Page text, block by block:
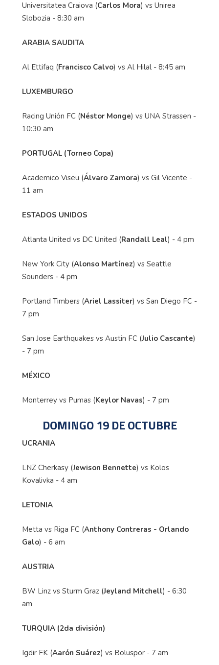
Universitatea Craiova (Carlos Mora) vs Unirea
Slobozia - 8:30 am
ARABIA SAUDITA
Al Ettifaq (Francisco Calvo) vs Al Hilal - 8:45 am
LUXEMBURGO
Racing Unión FC (Néstor Monge) vs UNA Strassen -
10:30 am
PORTUGAL (Torneo Copa)
Academico Viseu (Álvaro Zamora) vs Gil Vicente -
11 am
ESTADOS UNIDOS
Atlanta United vs DC United (Randall Leal) - 4 pm
New York City (Alonso Martínez) vs Seattle
Sounders - 4 pm
Portland Timbers (Ariel Lassiter) vs San Diego FC -
7 pm
San Jose Earthquakes vs Austin FC (Julio Cascante)
- 7 pm
MÉXICO
Monterrey vs Pumas (Keylor Navas) - 7 pm
DOMINGO 19 DE OCTUBRE
UCRANIA
LNZ Cherkasy (Jewison Bennette) vs Kolos
Kovalivka - 4 am
LETONIA
Metta vs Riga FC (Anthony Contreras - Orlando
Galo) - 6 am
AUSTRIA
BW Linz vs Sturm Graz (Jeyland Mitchell) - 6:30
am
TURQUIA (2da división)
Igdir FK (Aarón Suárez) vs Boluspor - 7 am